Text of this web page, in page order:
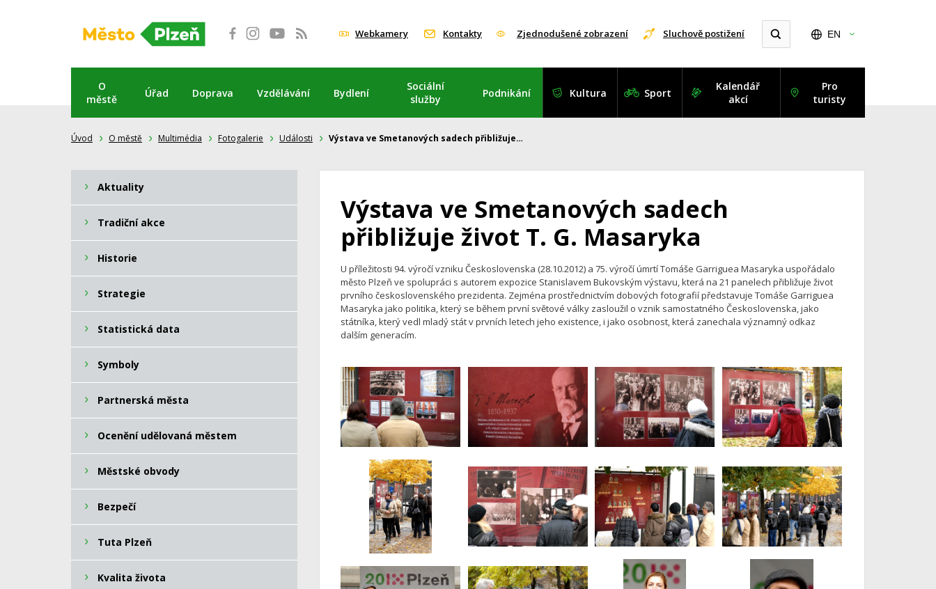
Webkamery Kontakty Zjednodušené zobrazení Sluchově postižení EN
O
městě
Úřad Doprava Vzdělávání Bydlení
Sociální
služby
Podnikání Kultura Sport
Kalendář
akcí
Pro
turisty
Úvod O městě Multimédia Fotogalerie Události Výstava ve Smetanových sadech přibližuje…
Výstava ve Smetanových sadech
přibližuje život T. G. Masaryka
U příležitosti 94. výročí vzniku Československa (28.10.2012) a 75. výročí úmrtí Tomáše Garriguea Masaryka uspořádalo
město Plzeň ve spolupráci s autorem expozice Stanislavem Bukovským výstavu, která na 21 panelech přibližuje život
prvního československého prezidenta. Zejména prostřednictvím dobových fotografií představuje Tomáše Garriguea
Masaryka jako politika, který se během první světové války zasloužil o vznik samostatného Československa, jako
státníka, který vedl mladý stát v prvních letech jeho existence, i jako osobnost, která zanechala významný odkaz
dalším generacím.
Aktuality
Tradiční akce
Historie
Strategie
Statistická data
Symboly
Partnerská města
Ocenění udělovaná městem
Městské obvody
Bezpečí
Tuta Plzeň
Kvalita života